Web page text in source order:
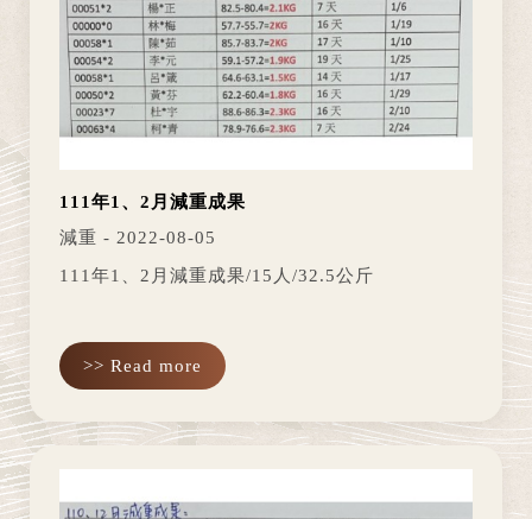
111年1、2月減重成果
減重 - 2022-08-05
111年1、2月減重成果/15人/32.5公斤
>> Read more